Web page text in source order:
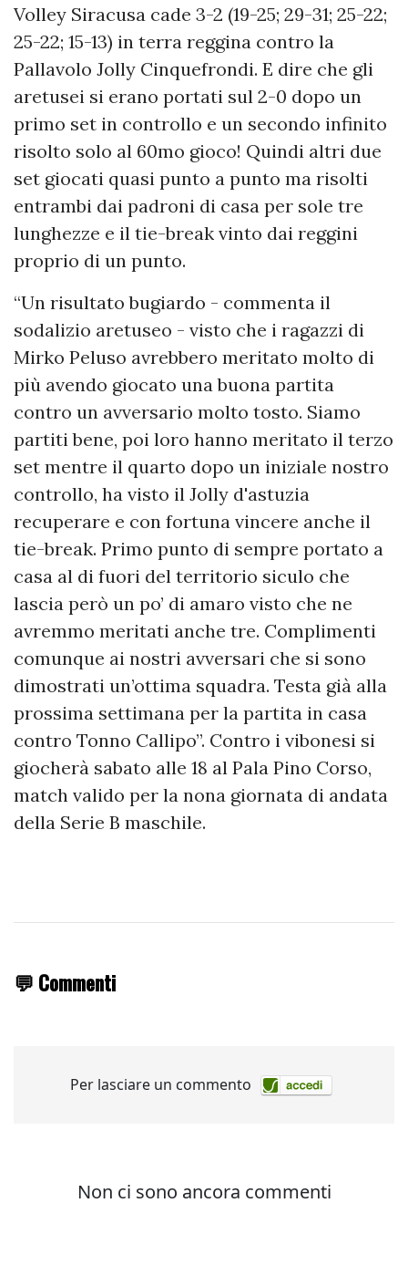
Volley Siracusa cade 3-2 (19-25; 29-31; 25-22;
25-22; 15-13) in terra reggina contro la
Pallavolo Jolly Cinquefrondi. E dire che gli
aretusei si erano portati sul 2-0 dopo un
primo set in controllo e un secondo infinito
risolto solo al 60mo gioco! Quindi altri due
set giocati quasi punto a punto ma risolti
entrambi dai padroni di casa per sole tre
lunghezze e il tie-break vinto dai reggini
proprio di un punto.
“Un risultato bugiardo - commenta il
sodalizio aretuseo - visto che i ragazzi di
Mirko Peluso avrebbero meritato molto di
più avendo giocato una buona partita
contro un avversario molto tosto. Siamo
partiti bene, poi loro hanno meritato il terzo
set mentre il quarto dopo un iniziale nostro
controllo, ha visto il Jolly d'astuzia
recuperare e con fortuna vincere anche il
tie-break. Primo punto di sempre portato a
casa al di fuori del territorio siculo che
lascia però un po’ di amaro visto che ne
avremmo meritati anche tre. Complimenti
comunque ai nostri avversari che si sono
dimostrati un’ottima squadra. Testa già alla
prossima settimana per la partita in casa
contro Tonno Callipo”. Contro i vibonesi si
giocherà sabato alle 18 al Pala Pino Corso,
match valido per la nona giornata di andata
della Serie B maschile.
💬 Commenti